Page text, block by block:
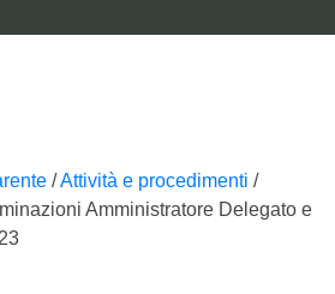
/Attività e procedimenti /
Amministratore Delegato e